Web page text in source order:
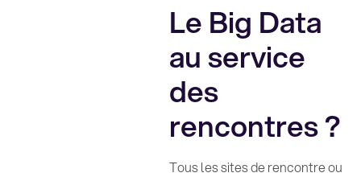
Le Big Data
au service
des
rencontres ?
Tous les sites de rencontre ou